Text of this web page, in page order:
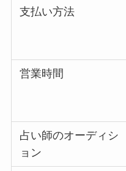
支払い方法
営業時間
占い師のオーディシ
ョン